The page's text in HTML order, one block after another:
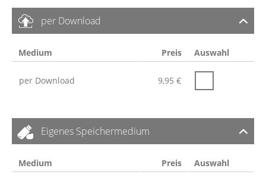
per Download
Medium Preis Auswahl
per Download 9,95 €
Eigenes Speichermedium
Medium Preis Auswahl